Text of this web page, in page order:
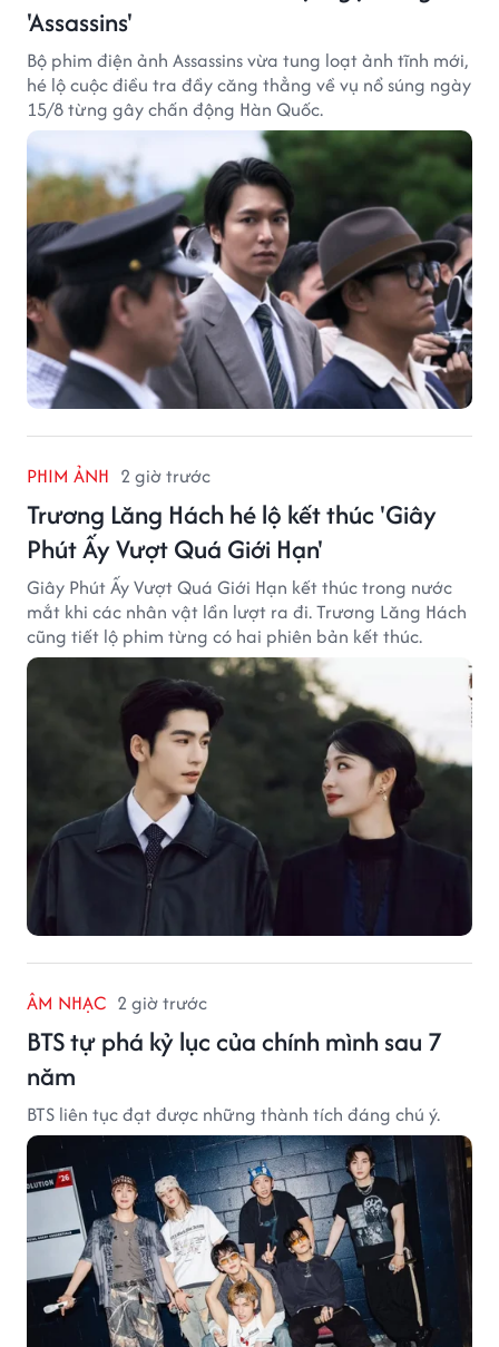
'Assassins'
Bộ phim điện ảnh Assassins vừa tung loạt ảnh tĩnh mới,
hé lộ cuộc điều tra đầy căng thẳng về vụ nổ súng ngày
15/8 từng gây chấn động Hàn Quốc.
PHIM ẢNH 2 giờ trước
Trương Lăng Hách hé lộ kết thúc 'Giây
Phút Ấy Vượt Quá Giới Hạn'
Giây Phút Ấy Vượt Quá Giới Hạn kết thúc trong nước
mắt khi các nhân vật lần lượt ra đi. Trương Lăng Hách
cũng tiết lộ phim từng có hai phiên bản kết thúc.
ÂM NHẠC 2 giờ trước
BTS tự phá kỷ lục của chính mình sau 7
năm
BTS liên tục đạt được những thành tích đáng chú ý.